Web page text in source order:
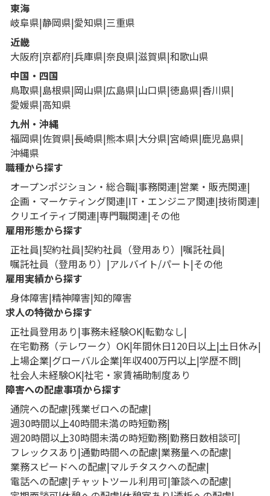
東海
岐阜県 静岡県 愛知県 三重県
近畿
大阪府 京都府 兵庫県 奈良県 滋賀県 和歌山県
中国・四国
鳥取県 島根県 岡山県 広島県 山口県 徳島県 香川県
愛媛県 高知県
九州・沖縄
福岡県 佐賀県 長崎県 熊本県 大分県 宮崎県 鹿児島県
沖縄県
職種から探す
オープンポジション・総合職 事務関連 営業・販売関連
企画・マーケティング関連 IT・エンジニア関連 技術関連
クリエイティブ関連 専門職関連 その他
雇用形態から探す
正社員 契約社員 契約社員（登用あり）
嘱託社員
嘱託社員（登用あり）
アルバイト/パート その他
雇用実績から探す
身体障害 精神障害 知的障害
求人の特徴から探す
正社員登用あり 事務未経験OK 転勤なし
在宅勤務（テレワーク）OK 年間休日120日以上 土日休み
上場企業 グローバル企業 年収400万円以上 学歴不問
社会人未経験OK 社宅・家賃補助制度あり
障害への配慮事項から探す
通院への配慮 残業ゼロへの配慮
週30時間以上40時間未満の時短勤務
週20時間以上30時間未満の時短勤務 勤務日数相談可
フレックスあり 通勤時間への配慮 業務量への配慮
業務スピードへの配慮 マルチタスクへの配慮
電話への配慮 チャットツール利用可 筆談への配慮